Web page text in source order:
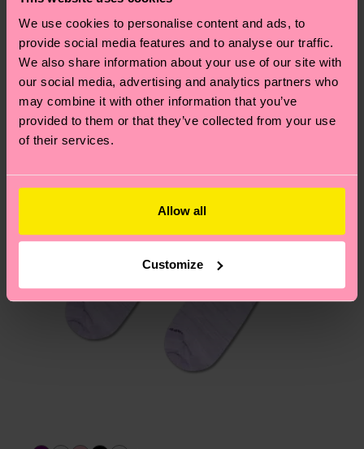
We use cookies to personalise content and ads, to
provide social media features and to analyse our traffic.
We also share information about your use of our site with
our social media, advertising and analytics partners who
may combine it with other information that you’ve
provided to them or that they’ve collected from your use
of their services.
Allow all
Customize
und die genaue Lieferzeit von der lokalen Post in
deinem Land abhängt.
Du hast Fragen zu einer Retoure? In unserem
Hilfebereich im Artikel
Retouren
findest du die
am häufigsten gestellten Fragen.
Ähnliche muster
Neuheit